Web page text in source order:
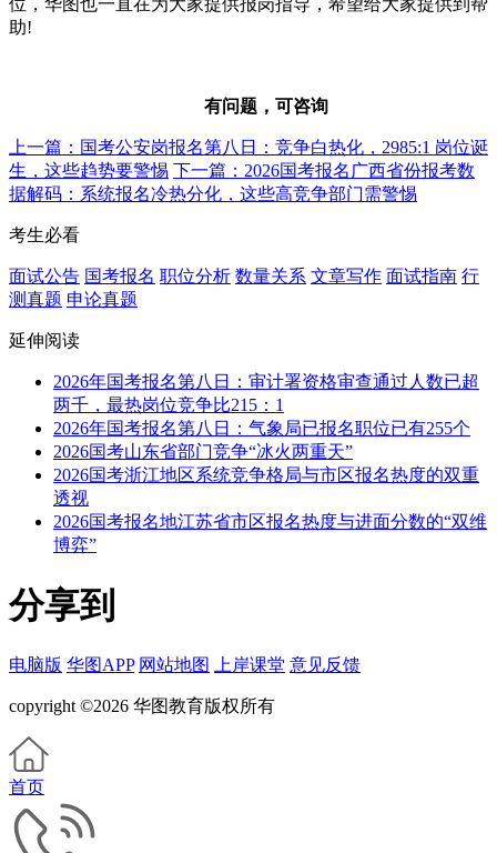
位，华图也一直在为大家提供报岗指导，希望给大家提供到帮
助!
有问题，可咨询
上一篇：国考公安岗报名第八日：竞争白热化，2985:1 岗位诞
生，这些趋势要警惕 下一篇：2026国考报名广西省份报考数
据解码：系统报名冷热分化，这些高竞争部门需警惕
考生必看
面试公告 国考报名 职位分析 数量关系 文章写作 面试指南 行
测真题 申论真题
延伸阅读
2026年国考报名第八日：审计署资格审查通过人数已超
两千，最热岗位竞争比215：1
2026年国考报名第八日：气象局已报名职位已有255个
2026国考山东省部门竞争“冰火两重天”
2026国考浙江地区系统竞争格局与市区报名热度的双重
透视
2026国考报名地江苏省市区报名热度与进面分数的“双维
博弈”
分享到
电脑版 华图APP 网站地图 上岸课堂 意见反馈
copyright ©2026 华图教育版权所有
首页